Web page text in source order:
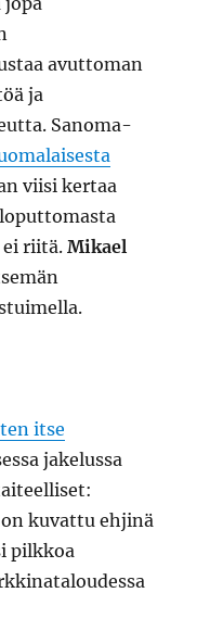
avuttoman
ja
Sanoma-
viisi kertaa
ei riitä.Mikael
itse
jakelussa
kuvattu ehjinä
pilkkoa